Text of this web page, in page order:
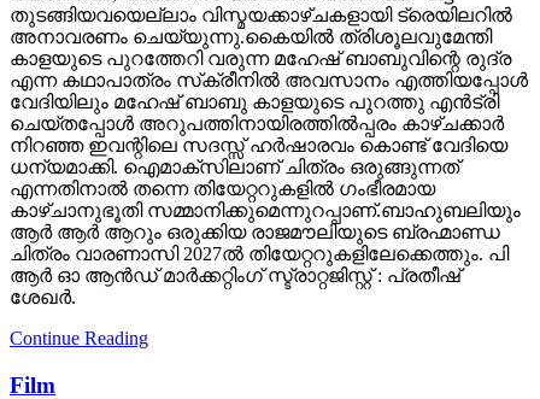
തുടങ്ങിയവയെല്ലാം വിസ്മയക്കാഴ്ചകളായി ട്രെയിലറില്‍
അനാവരണം ചെയ്യുന്നു.കൈയില്‍ ത്രിശൂലവുമേന്തി
കാളയുടെ പുറത്തേറി വരുന്ന മഹേഷ് ബാബുവിന്റെ രുദ്ര
എന്ന കഥാപാത്രം സ്‌ക്രീനിൽ അവസാനം എത്തിയപ്പോൾ
വേദിയിലും മഹേഷ് ബാബു കാളയുടെ പുറത്തു എൻട്രി
ചെയ്തപ്പോൾ അറുപത്തിനായിരത്തിൽപ്പരം കാഴ്ചക്കാർ
നിറഞ്ഞ ഇവന്റിലെ സദസ്സ് ഹർഷാരവം കൊണ്ട് വേദിയെ
ധന്യമാക്കി. ഐമാക്‌സിലാണ് ചിത്രം ഒരുങ്ങുന്നത്
എന്നതിനാല്‍ തന്നെ തിയേറ്ററുകളില്‍ ഗംഭീരമായ
കാഴ്ചാനുഭൂതി സമ്മാനിക്കുമെന്നുറപ്പാണ്.ബാഹുബലിയും
ആർ ആർ ആറും ഒരുക്കിയ രാജമൗലിയുടെ ബ്രഹ്മാണ്ഡ
ചിത്രം വാരണാസി 2027ൽ തിയേറ്ററുകളിലേക്കെത്തും. പി
ആർ ഓ ആൻഡ് മാർക്കറ്റിംഗ് സ്ട്രാറ്റജിസ്റ്റ് : പ്രതീഷ്
ശേഖർ.
Continue Reading
Film